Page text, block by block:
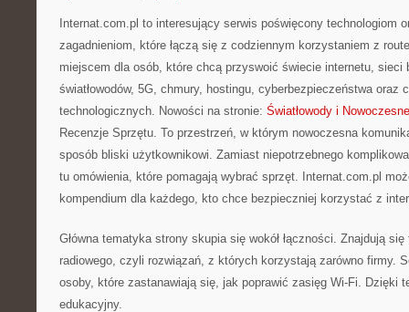
Internat.com.pl to interesujący serwis poświęcony technologiom
zagadnieniom, które łączą się z codziennym korzystaniem z
miejscem dla osób, które chcą przyswoić świecie internetu, sieci
światłowodów, 5G, chmury, hostingu, cyberbezpieczeństwa oraz
technologicznych. Nowości na stronie: Światłowody i
Recenzje Sprzętu. To przestrzeń, w którym nowoczesna
sposób bliski użytkownikowi. Zamiast niepotrzebnego
tu omówienia, które pomagają wybrać sprzęt. Internat.com.pl
kompendium dla każdego, kto chce bezpieczniej korzystać z
Główna tematyka strony skupia się wokół łączności. Znajdują
radiowego, czyli rozwiązań, z których korzystają zarówno firmy.
osoby, które zastanawiają się, jak poprawić zasięg Wi-Fi. Dzięki
edukacyjny.